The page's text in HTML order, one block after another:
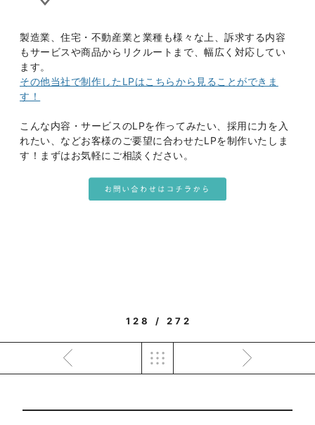
製造業、住宅・不動産業と業種も様々な上、訴求する内容
もサービスや商品からリクルートまで、幅広く対応してい
ます。
その他当社で制作したLPはこちらから見ることができま
す！
こんな内容・サービスのLPを作ってみたい、採用に力を入
れたい、などお客様のご要望に合わせたLPを制作いたしま
す！まずはお気軽にご相談ください。
128 / 272